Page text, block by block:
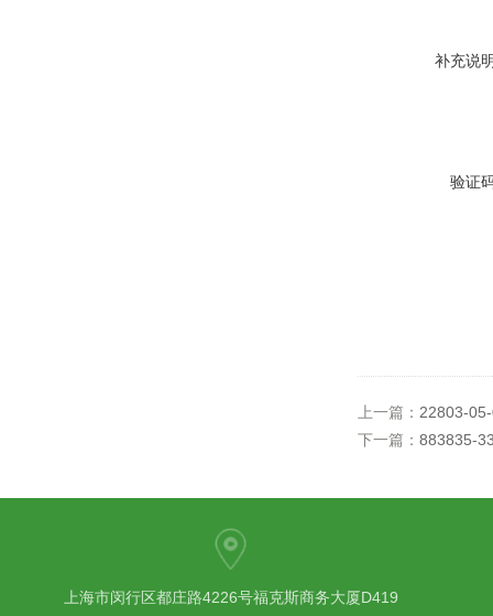
补充说
验证
上一篇： 22803-
下一篇： 883835-
上海市闵行区都庄路4226号福克斯商务大厦D419